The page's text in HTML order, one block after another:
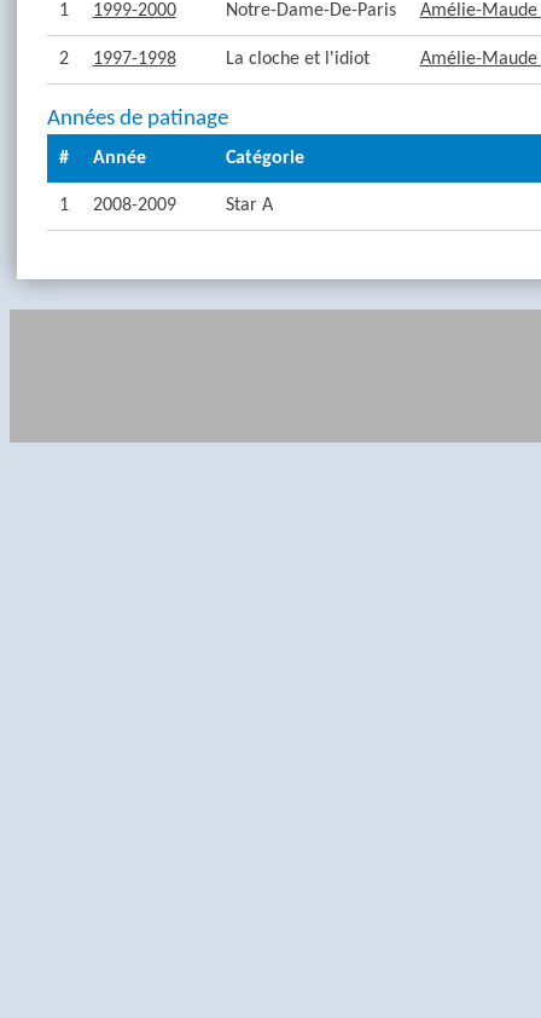
1 1999-2000 Notre-Dame-De-Paris Amélie-Maude
2 1997-1998 La cloche et l'idiot Amélie-Maude
Années de patinage
# Année Catégorie
1 2008-2009 Star A